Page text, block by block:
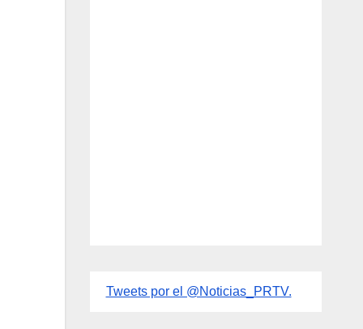
Tweets por el @Noticias_PRTV.